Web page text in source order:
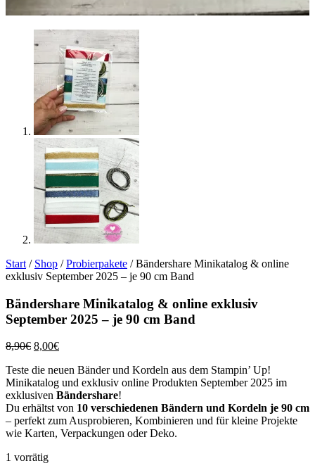
Start / Shop /Probierpakete / Bändershare Minikatalog & online
exklusiv September 2025 – je 90 cm Band
Bändershare Minikatalog & online exklusiv
September 2025 – je 90 cm Band
8,90€ Ursprünglicher
war:
8,90€
8,00€Aktueller
ist:
8,00€.
Teste die neuen Bänder und Kordeln aus dem Stampin’ Up!
Minikatalog und exklusiv online Produkten September 2025 im
exklusiven Bändershare!
Du erhältst von 10 verschiedenen Bändern und Kordeln je 90 cm
– perfekt zum Ausprobieren, Kombinieren und für kleine Projekte
wie Karten, Verpackungen oder Deko.
1 vorrätig